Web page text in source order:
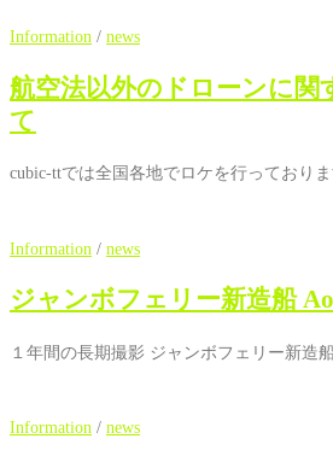
Information / news
航空法以外のドローンに関
て
cubic-ttでは全国各地でロケを行っており
Information / news
ジャンボフェリー新造船
１年間の長期撮影 ジャンボフェリー新
Information / news